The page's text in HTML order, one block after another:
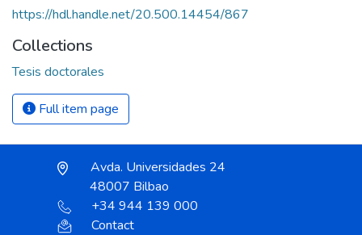
https://hdl.handle.net/20.500.14454/867
Collections
Tesis doctorales
Full item page
Avda. Universidades 24
48007 Bilbao
+34 944 139 000
Contact